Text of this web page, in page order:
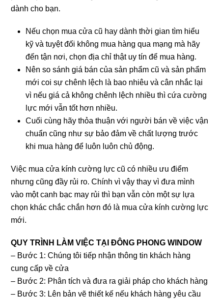
dành cho bạn.
Nếu chọn mua cửa cũ hay dành thời gian tìm hiểu
kỹ và tuyệt đối không mua hàng qua mạng mà hãy
đến tận nơi, chọn địa chỉ thật uy tín để mua hàng.
Nên so sánh giá bán của sản phẩm cũ và sản phẩm
mới coi sự chênh lệch là bao nhiêu và cân nhắc lại
vì nếu giá cả không chênh lệch nhiều thì cứa cường
lực mới vẫn tốt hơn nhiều.
Cuối cùng hãy thỏa thuận với người bán về việc vận
chuẩn cũng như sự bảo đảm về chất lượng trước
khi mua hàng để luôn luôn chủ động.
Việc mua cửa kính cường lực cũ có nhiều ưu điểm
nhưng cũng đầy rủi ro. Chính vì vậy thay vì đưa mình
vào một canh bạc may rủi thì bạn vẫn còn một sự lựa
chọn khác chắc chắn hơn đó là mua cửa kính cường lực
mới.
QUY TRÌNH LÀM VIỆC TẠI ĐÔNG PHONG WINDOW
– Bước 1: Chúng tôi tiếp nhận thông tin khách hàng
cung cấp về cửa
– Bước 2: Phân tích và đưa ra giải pháp cho khách hàng
– Bước 3: Lên bản vẽ thiết kế nếu khách hàng yêu cầu